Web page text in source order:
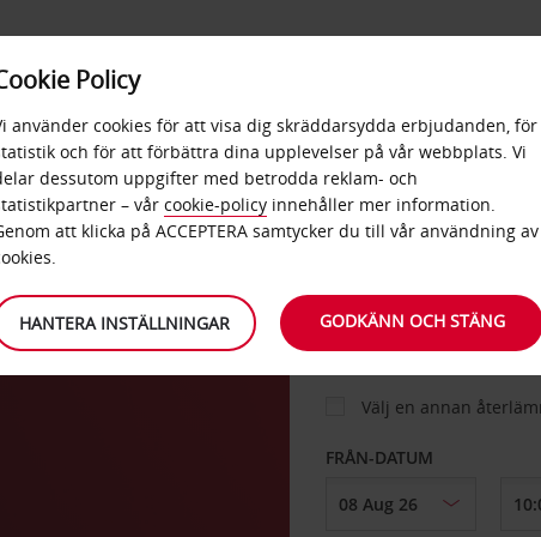
ERBJUDANDEN
BIL
HÄMTA FRÅN
Välj en annan
FRÅN-DATUM
Policy
använder cookies för att visa dig skräddarsydda erbjudanden, för
och för att förbättra dina upplevelser på vår webbplats. Vi
dessutom uppgifter med betrodda reklam- och
– vår cookie-policy innehåller mer information.
att klicka på ACCEPTERA samtycker du till vår användning av
HANTERA INSTÄLLNINGAR GODKÄNN OCH STÄNG